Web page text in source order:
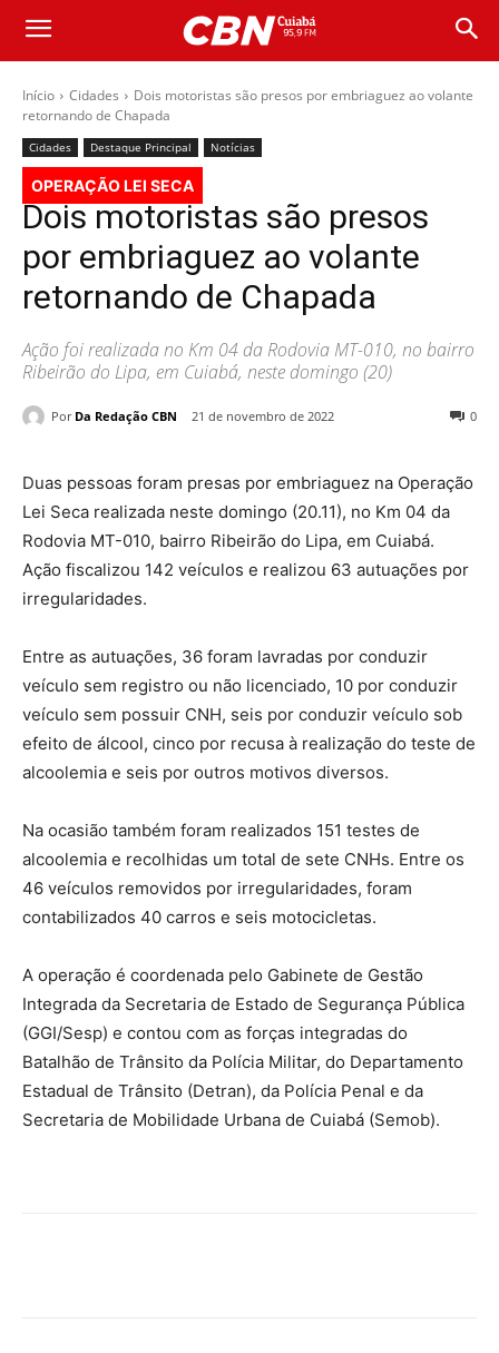
Início Cidades
Dois motoristas são presos por embriaguez ao volante
retornando de Chapada
Cidades Destaque Principal Notícias
OPERAÇÃO LEI SECA
Dois motoristas são presos
por embriaguez ao volante
retornando de Chapada
Ação foi realizada no Km 04 da Rodovia MT-010, no bairro
Ribeirão do Lipa, em Cuiabá, neste domingo (20)
Por Da Redação CBN 21 de novembro de 2022 0
Duas pessoas foram presas por embriaguez na Operação
Lei Seca realizada neste domingo (20.11), no Km 04 da
Rodovia MT-010, bairro Ribeirão do Lipa, em Cuiabá.
Ação fiscalizou 142 veículos e realizou 63 autuações por
irregularidades.
Entre as autuações, 36 foram lavradas por conduzir
veículo sem registro ou não licenciado, 10 por conduzir
veículo sem possuir CNH, seis por conduzir veículo sob
efeito de álcool, cinco por recusa à realização do teste de
alcoolemia e seis por outros motivos diversos.
Na ocasião também foram realizados 151 testes de
alcoolemia e recolhidas um total de sete CNHs. Entre os
46 veículos removidos por irregularidades, foram
contabilizados 40 carros e seis motocicletas.
A operação é coordenada pelo Gabinete de Gestão
Integrada da Secretaria de Estado de Segurança Pública
(GGI/Sesp) e contou com as forças integradas do
Batalhão de Trânsito da Polícia Militar, do Departamento
Estadual de Trânsito (Detran), da Polícia Penal e da
Secretaria de Mobilidade Urbana de Cuiabá (Semob).